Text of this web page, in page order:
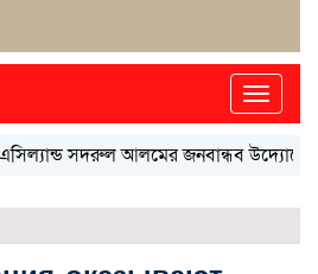
Toggle
সদরুল আলমের জনবান্ধব উদ্যোগে বদলে